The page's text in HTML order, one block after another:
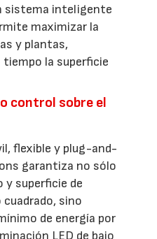
sistema inteligente
maximizar la
y plantas,
la superficie
control sobre el
flexible y plug-and-
garantiza no sólo
y superficie de
sino
de energía por
LED de bajo